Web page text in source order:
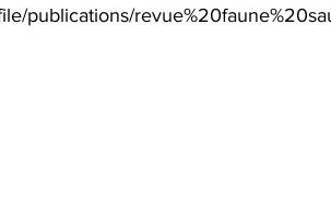
publications/